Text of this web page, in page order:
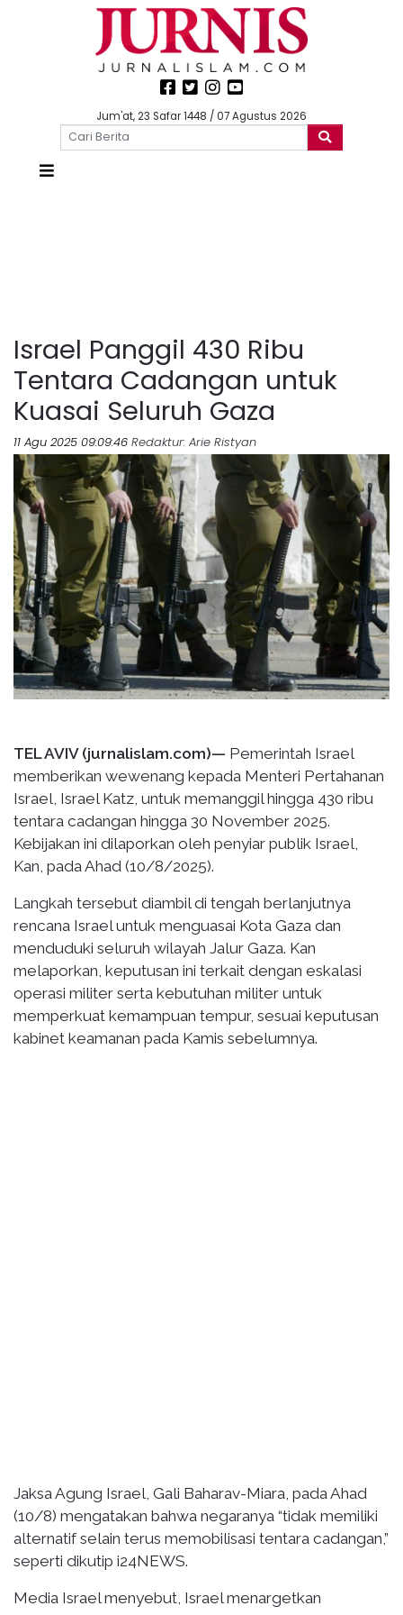
Jum'at, 23 Safar 1448 / 07 Agustus 2026
Israel Panggil 430 Ribu
Tentara Cadangan untuk
Kuasai Seluruh Gaza
11 Agu 2025 09:09:46 Redaktur: Arie Ristyan
TEL AVIV (jurnalislam.com)— Pemerintah Israel
memberikan wewenang kepada Menteri Pertahanan
Israel, Israel Katz, untuk memanggil hingga 430 ribu
tentara cadangan hingga 30 November 2025.
Kebijakan ini dilaporkan oleh penyiar publik Israel,
Kan, pada Ahad (10/8/2025).
Langkah tersebut diambil di tengah berlanjutnya
rencana Israel untuk menguasai Kota Gaza dan
menduduki seluruh wilayah Jalur Gaza. Kan
melaporkan, keputusan ini terkait dengan eskalasi
operasi militer serta kebutuhan militer untuk
memperkuat kemampuan tempur, sesuai keputusan
kabinet keamanan pada Kamis sebelumnya.
Jaksa Agung Israel, Gali Baharav-Miara, pada Ahad
(10/8) mengatakan bahwa negaranya “tidak memiliki
alternatif selain terus memobilisasi tentara cadangan,”
seperti dikutip i24NEWS.
Media Israel menyebut, Israel menargetkan